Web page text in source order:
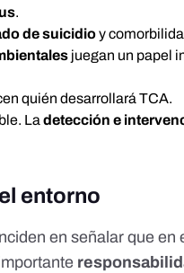
.
de suicidio y
juegan un papel
quién desarrollará TCA.
Ladetección e
entorno
en señalar que en